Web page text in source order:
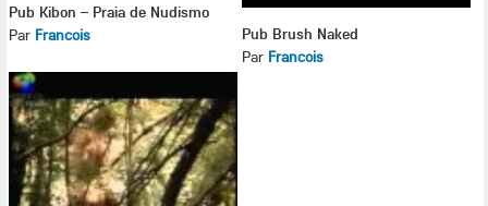
Pub Kibon – Praia de Nudismo
Par Francois
Pub Brush Naked
Par Francois